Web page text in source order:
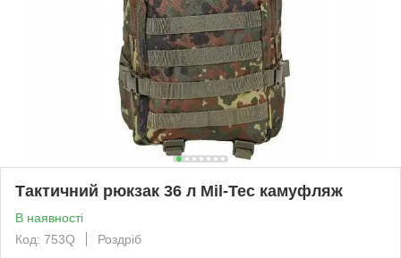
Тактичний рюкзак 36 л Mil-Tec камуфляж
В наявності
Код: 753Q
Роздріб